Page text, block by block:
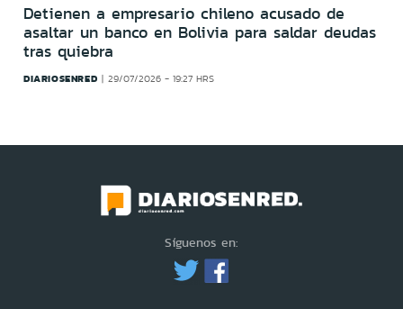
Detienen a empresario chileno acusado de
asaltar un banco en Bolivia para saldar deudas
tras quiebra
DIARIOSENRED 29/07/2026 - 19:27 HRS
Síguenos en: